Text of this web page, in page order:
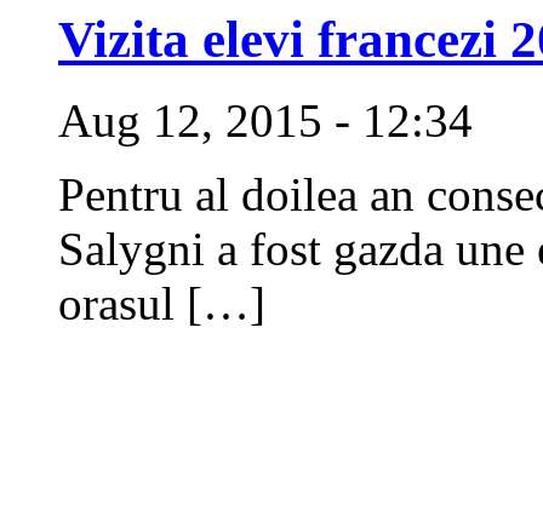
Vizita elevi francezi
Aug 12, 2015 - 12:34
Pentru al doilea an
Salygni a fost gazda
orasul […]